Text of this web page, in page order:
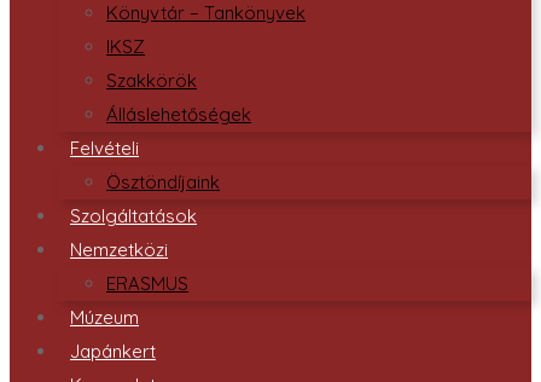
Könyvtár – Tankönyvek
IKSZ
Szakkörök
Álláslehetőségek
Felvételi
Ösztöndíjaink
Szolgáltatások
Nemzetközi
ERASMUS
Múzeum
Japánkert